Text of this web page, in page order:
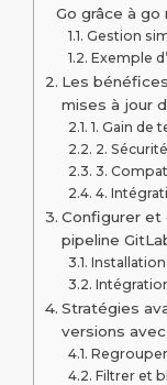
Go grâce à go
Gestion
Exemple
Les
mises à jour
1. Gain de
2.
3.
4.
Configurer et
pipeline
Stratégies
versions
Filtrer et